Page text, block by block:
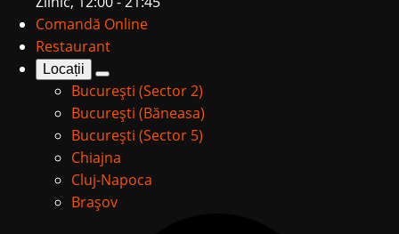
Comandă Online
Restaurant
Locații
București (Sector 2)
București (Băneasa)
București (Sector 5)
Chiajna
Cluj-Napoca
Brașov